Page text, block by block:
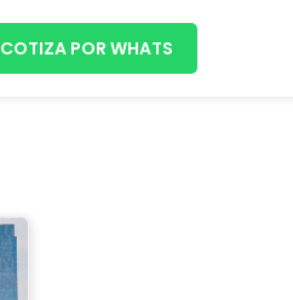
COTIZA POR WHATS